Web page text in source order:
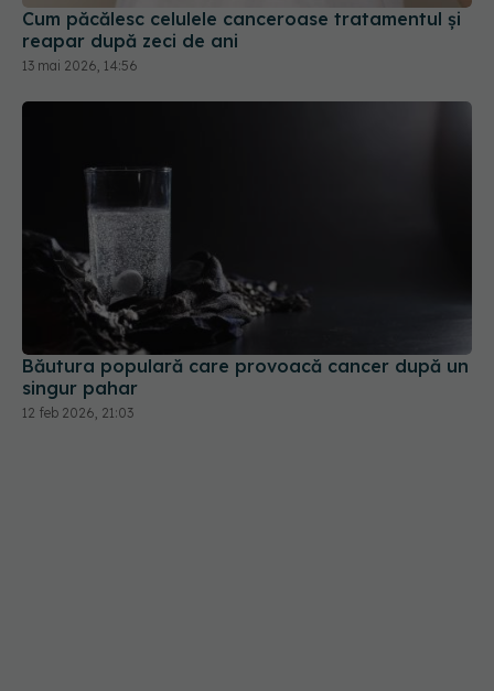
13 mai 2026, 14:56
Băutura populară care provoacă cancer după un
singur pahar
12 feb 2026, 21:03